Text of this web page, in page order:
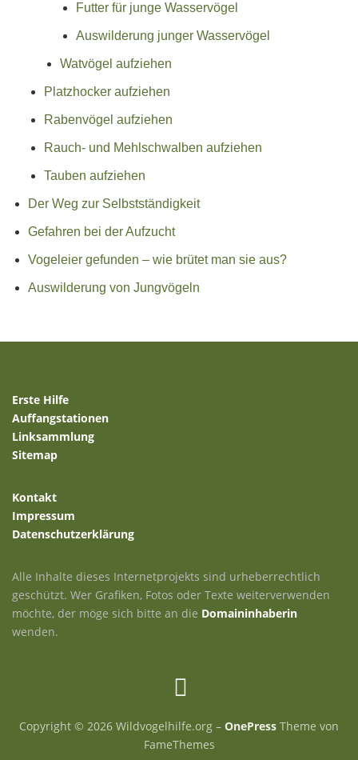
Futter für junge Wasservögel
Auswilderung junger Wasservögel
Watvögel aufziehen
Platzhocker aufziehen
Rabenvögel aufziehen
Rauch- und Mehlschwalben aufziehen
Tauben aufziehen
Der Weg zur Selbstständigkeit
Gefahren bei der Aufzucht
Vogeleier gefunden – wie brütet man sie aus?
Auswilderung von Jungvögeln
Erste Hilfe
Auffangstationen
Linksammlung
Sitemap
Kontakt
Impressum
Datenschutzerklärung
Alle Inhalte dieses Internetprojekts sind urheberrechtlich
geschützt. Wer Grafiken, Fotos oder Texte weiterverwenden
möchte, der möge sich bitte an die Domaininhaberin
wenden.
Copyright © 2026 Wildvogelhilfe.org – OnePress Theme von
FameThemes